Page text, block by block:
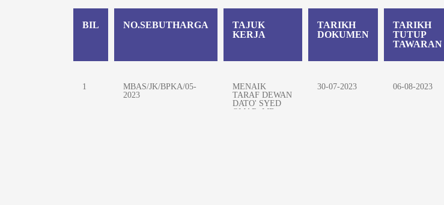
BIL NO.SEBUTHARGA
TAJUK
KERJA
TARIKH
DOKUMEN
TARIKH
TUTUP
TAWARAN
1
MBAS/JK/BPKA/05-
2023
MENAIK
TARAF DEWAN
DATO' SYED
OMAR, MB.
30-07-2023 06-08-2023